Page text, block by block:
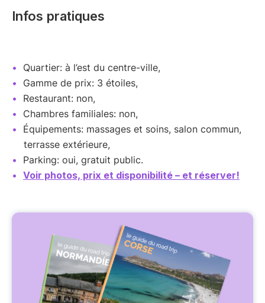
Infos pratiques
Quartier: à l’est du centre-ville,
Gamme de prix: 3 étoiles,
Restaurant: non,
Chambres familiales: non,
Équipements: massages et soins, salon commun,
terrasse extérieure,
Parking: oui, gratuit public.
Voir photos, prix et disponibilité – et réserver!